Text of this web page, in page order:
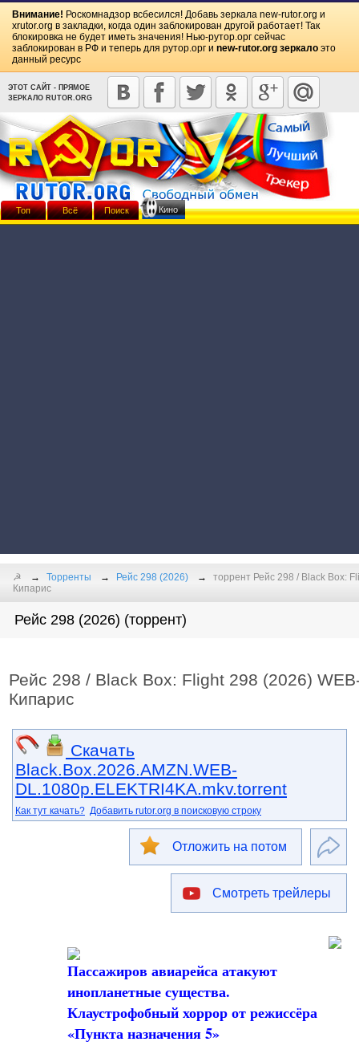
Внимание! Роскомнадзор всбесился! Добавь зеркала new-rutor.org и
xrutor.org в закладки, когда один заблокирован другой работает! Так
блокировка не будет иметь значения! Нью-рутор.орг сейчас
заблокирован в РФ и теперь для рутор.орг и new-rutor.org зеркало это
данный ресурс
ЭТОТ САЙТ - ПРЯМОЕ
ЗЕРКАЛО RUTOR.ORG
☭ Торренты Рейс 298 (2026)
торрент Рейс 298 / Black Box:
Кипарис
Рейс 298 (2026) (торрент)
Рейс 298 / Black Box: Flight 298 (2026)
Кипарис
Скачать
Black.Box.2026.AMZN.WEB-
DL.1080p.ELEKTRI4KA.mkv.torrent
Как тут качать? Добавить rutor.org в поисковую строку
Отложить на потом
Смотреть трейлеры
Пассажиров авиарейса атакуют
инопланетные существа.
Клаустрофобный хоррор от режиссёра
«Пункта назначения 5»